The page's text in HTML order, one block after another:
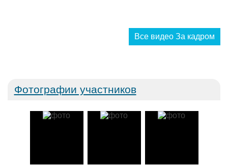
Все видео За кадром
Фотографии участников